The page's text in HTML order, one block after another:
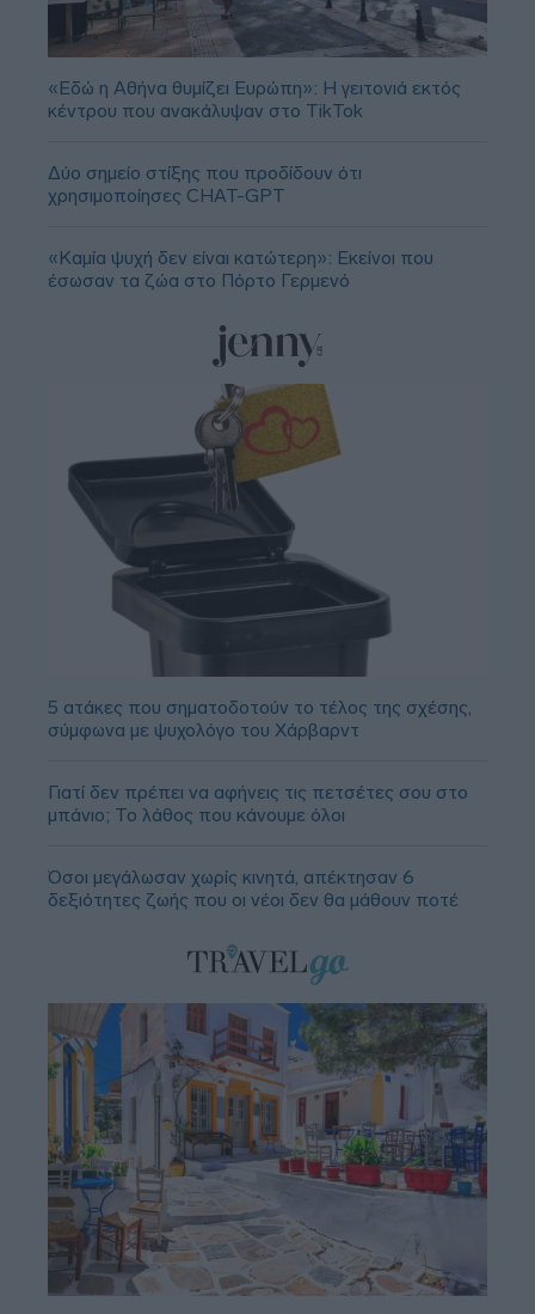
«Εδώ η Αθήνα θυμίζει Ευρώπη»: H γειτονιά εκτός
κέντρου που ανακάλυψαν στο TikTok
Δύο σημείο στίξης που προδίδουν ότι
χρησιμοποίησες CHAT-GPT
«Καμία ψυχή δεν είναι κατώτερη»: Εκείνοι που
έσωσαν τα ζώα στο Πόρτο Γερμενό
5 ατάκες που σηματοδοτούν το τέλος της σχέσης,
σύμφωνα με ψυχολόγο του Χάρβαρντ
Γιατί δεν πρέπει να αφήνεις τις πετσέτες σου στο
μπάνιο; Το λάθος που κάνουμε όλοι
Όσοι μεγάλωσαν χωρίς κινητά, απέκτησαν 6
δεξιότητες ζωής που οι νέοι δεν θα μάθουν ποτέ